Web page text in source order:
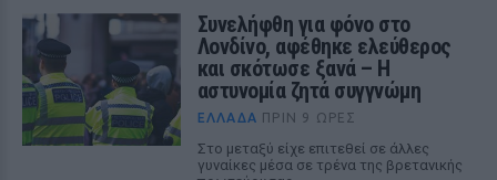
Συνελήφθη για φόνο στο
Λονδίνο, αφέθηκε ελεύθερος
και σκότωσε ξανά – Η
αστυνομία ζητά συγγνώμη
ΕΛΛΆΔΑ ΠΡΙΝ 9 ΏΡΕΣ
Στο μεταξύ είχε επιτεθεί σε άλλες
γυναίκες μέσα σε τρένα της βρετανικής